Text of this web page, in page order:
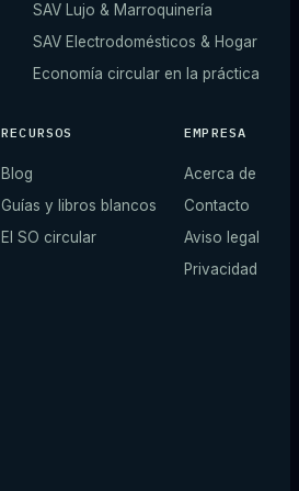
SAV Lujo & Marroquinería
SAV Electrodomésticos & Hogar
Economía circular en la práctica
RECURSOS
Blog
Guías y libros blancos
El SO circular
EMPRESA
Acerca de
Contacto
Aviso legal
Privacidad